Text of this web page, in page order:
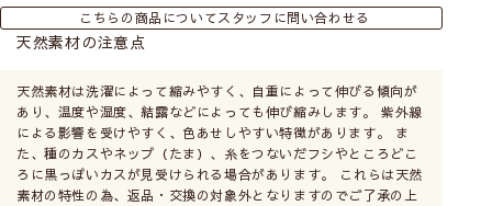
こちらの商品についてスタッフに問い合わせる
天然素材の注意点
天然素材は洗濯によって縮みやすく、自重によって伸びる傾向が
あり、温度や湿度、結露などによっても伸び縮みします。 紫外線
による影響を受けやすく、色あせしやすい特徴があります。 ま
た、種のカスやネップ（たま）、糸をつないだフシやところどこ
ろに黒っぽいカスが見受けられる場合があります。 これらは天然
素材の特性の為、返品・交換の対象外となりますのでご了承の上